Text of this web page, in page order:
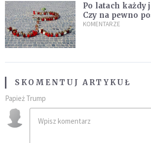
Po latach każdy
Czy na pewno
inaczej?
KOMENTARZE
SKOMENTUJ ARTYKUŁ
Papież Trump